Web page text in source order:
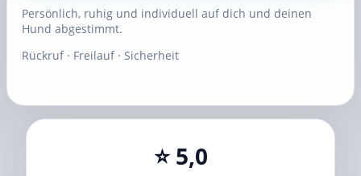
Persönlich, ruhig und individuell auf dich und deinen
Hund abgestimmt.
Rückruf · Freilauf · Sicherheit
⭐ 5,0